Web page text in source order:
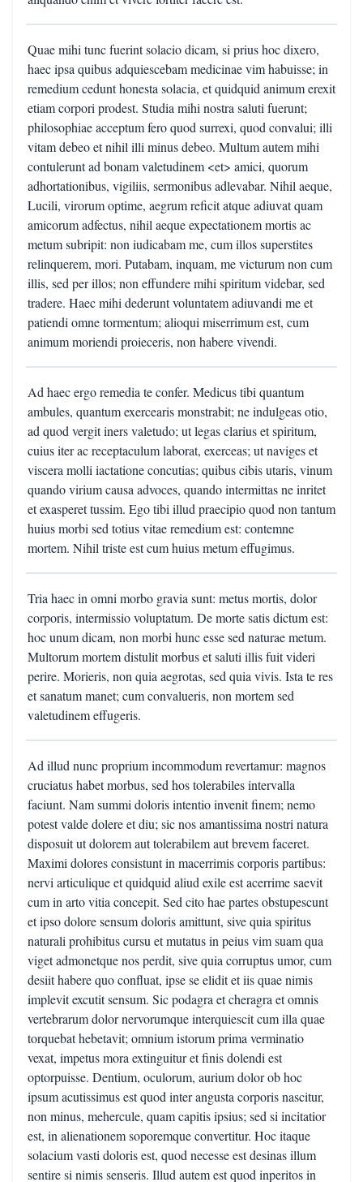
Quae mihi tunc fuerint solacio dicam, si prius hoc dixero,
haec ipsa quibus adquiescebam medicinae vim habuisse; in
remedium cedunt honesta solacia, et quidquid animum erexit
etiam corpori prodest. Studia mihi nostra saluti fuerunt;
philosophiae acceptum fero quod surrexi, quod convalui; illi
vitam debeo et nihil illi minus debeo. Multum autem mihi
contulerunt ad bonam valetudinem <et> amici, quorum
adhortationibus, vigiliis, sermonibus adlevabar. Nihil aeque,
Lucili, virorum optime, aegrum reficit atque adiuvat quam
amicorum adfectus, nihil aeque expectationem mortis ac
metum subripit: non iudicabam me, cum illos superstites
relinquerem, mori. Putabam, inquam, me victurum non cum
illis, sed per illos; non effundere mihi spiritum videbar, sed
tradere. Haec mihi dederunt voluntatem adiuvandi me et
patiendi omne tormentum; alioqui miserrimum est, cum
animum moriendi proieceris, non habere vivendi.
Ad haec ergo remedia te confer. Medicus tibi quantum
ambules, quantum exercearis monstrabit; ne indulgeas otio,
ad quod vergit iners valetudo; ut legas clarius et spiritum,
cuius iter ac receptaculum laborat, exerceas; ut naviges et
viscera molli iactatione concutias; quibus cibis utaris, vinum
quando virium causa advoces, quando intermittas ne inritet
et exasperet tussim. Ego tibi illud praecipio quod non tantum
huius morbi sed totius vitae remedium est: contemne
mortem. Nihil triste est cum huius metum effugimus.
Tria haec in omni morbo gravia sunt: metus mortis, dolor
corporis, intermissio voluptatum. De morte satis dictum est:
hoc unum dicam, non morbi hunc esse sed naturae metum.
Multorum mortem distulit morbus et saluti illis fuit videri
perire. Morieris, non quia aegrotas, sed quia vivis. Ista te res
et sanatum manet; cum convalueris, non mortem sed
valetudinem effugeris.
Ad illud nunc proprium incommodum revertamur: magnos
cruciatus habet morbus, sed hos tolerabiles intervalla
faciunt. Nam summi doloris intentio invenit finem; nemo
potest valde dolere et diu; sic nos amantissima nostri natura
disposuit ut dolorem aut tolerabilem aut brevem faceret.
Maximi dolores consistunt in macerrimis corporis partibus:
nervi articulique et quidquid aliud exile est acerrime saevit
cum in arto vitia concepit. Sed cito hae partes obstupescunt
et ipso dolore sensum doloris amittunt, sive quia spiritus
naturali prohibitus cursu et mutatus in peius vim suam qua
viget admonetque nos perdit, sive quia corruptus umor, cum
desiit habere quo confluat, ipse se elidit et iis quae nimis
implevit excutit sensum. Sic podagra et cheragra et omnis
vertebrarum dolor nervorumque interquiescit cum illa quae
torquebat hebetavit; omnium istorum prima verminatio
vexat, impetus mora extinguitur et finis dolendi est
optorpuisse. Dentium, oculorum, aurium dolor ob hoc
ipsum acutissimus est quod inter angusta corporis nascitur,
non minus, mehercule, quam capitis ipsius; sed si incitatior
est, in alienationem soporemque convertitur. Hoc itaque
solacium vasti doloris est, quod necesse est desinas illum
sentire si nimis senseris. Illud autem est quod inperitos in